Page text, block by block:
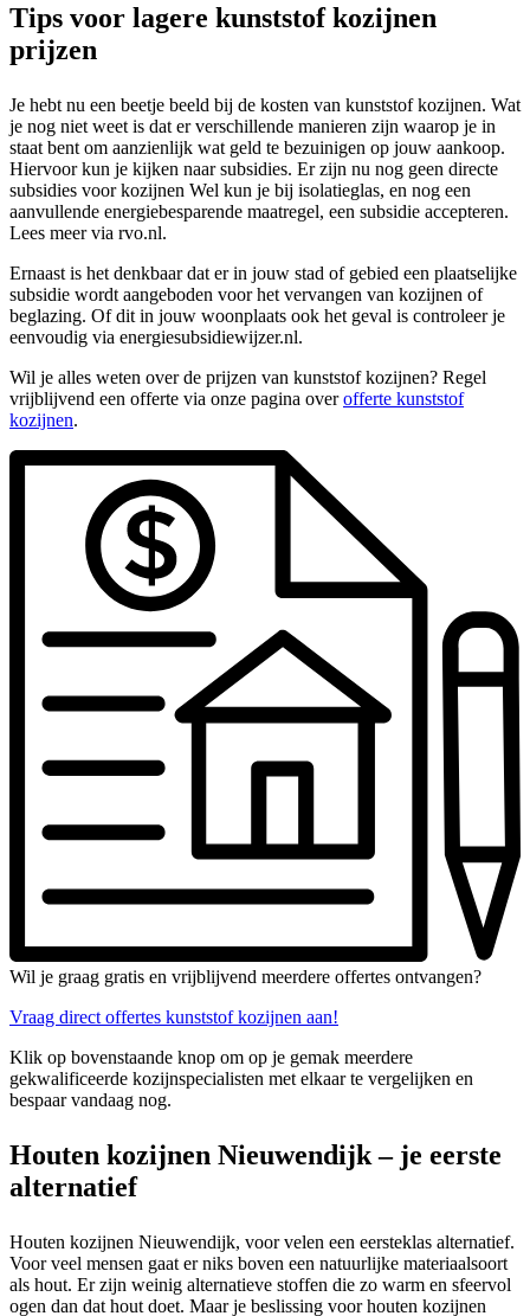
Tips voor lagere kunststof kozijnen
prijzen
Je hebt nu een beetje beeld bij de kosten van kunststof kozijnen. Wat
je nog niet weet is dat er verschillende manieren zijn waarop je in
staat bent om aanzienlijk wat geld te bezuinigen op jouw aankoop.
Hiervoor kun je kijken naar subsidies. Er zijn nu nog geen directe
subsidies voor kozijnen Wel kun je bij isolatieglas, en nog een
aanvullende energiebesparende maatregel, een subsidie accepteren.
Lees meer via rvo.nl.
Ernaast is het denkbaar dat er in jouw stad of gebied een plaatselijke
subsidie wordt aangeboden voor het vervangen van kozijnen of
beglazing. Of dit in jouw woonplaats ook het geval is controleer je
eenvoudig via energiesubsidiewijzer.nl.
Wil je alles weten over de prijzen van kunststof kozijnen? Regel
vrijblijvend een offerte via onze pagina overofferte kunststof
kozijnen.
Wil je graag gratis en vrijblijvend meerdere offertes ontvangen?
Vraag direct offertes kunststof kozijnen aan!
Klik op bovenstaande knop om op je gemak meerdere
gekwalificeerde kozijnspecialisten met elkaar te vergelijken en
bespaar vandaag nog.
Houten kozijnen Nieuwendijk – je eerste
alternatief
Houten kozijnen Nieuwendijk, voor velen een eersteklas alternatief.
Voor veel mensen gaat er niks boven een natuurlijke materiaalsoort
als hout. Er zijn weinig alternatieve stoffen die zo warm en sfeervol
ogen dan dat hout doet. Maar je beslissing voor houten kozijnen